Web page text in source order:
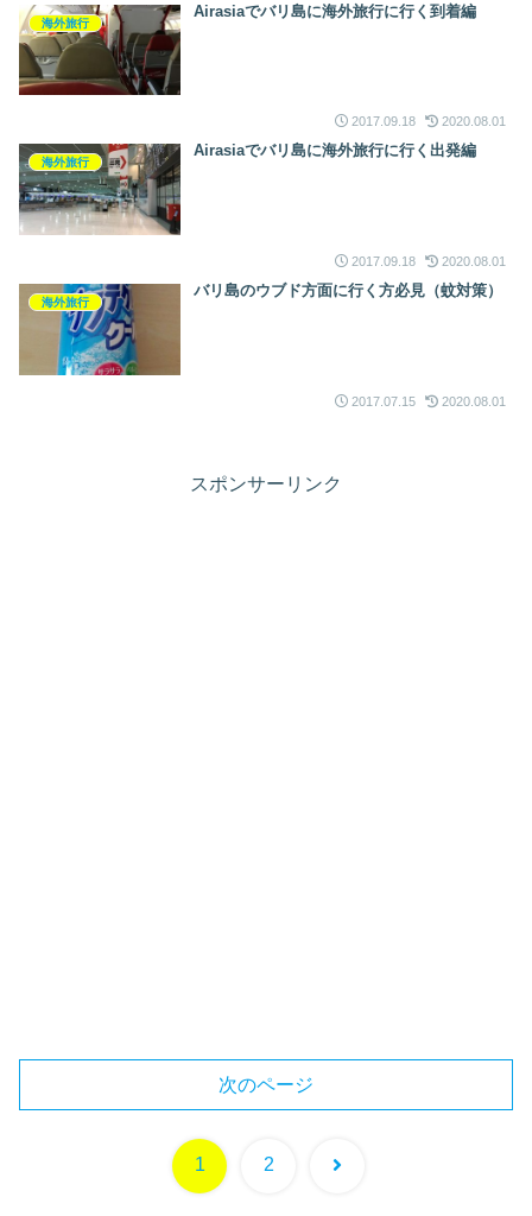
海外旅行
Airasiaでバリ島に海外旅行に行く到着編
2017.09.18 2020.08.01
海外旅行
Airasiaでバリ島に海外旅行に行く出発編
2017.09.18 2020.08.01
海外旅行
バリ島のウブド方面に行く方必見（蚊対策）
2017.07.15 2020.08.01
スポンサーリンク
次のページ
1 2 次